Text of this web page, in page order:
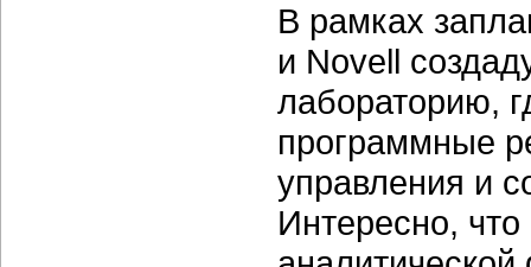
В рамках
и Novell
лабораторию,
программные
управления и
Интересно,